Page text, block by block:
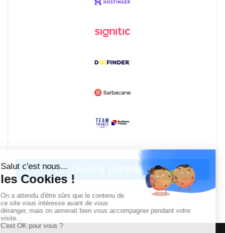
Devenir partenaire